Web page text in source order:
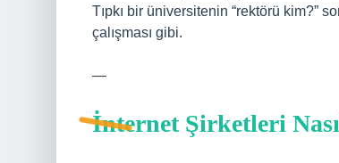
Tıpkı bir üniversitenin “rektörü kim?”
çalışması gibi.
—
İnternet Şirketleri